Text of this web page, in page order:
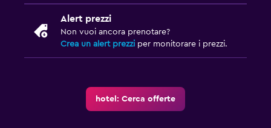
Alert prezzi
Non vuoi ancora prenotare?
Crea un alert prezzi per monitorare i prezzi.
hotel: Cerca offerte